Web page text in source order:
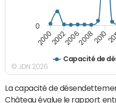
Capacité de
20002002200620082010
0
© JDN 2026
La capacité de
Château évalue le rapport